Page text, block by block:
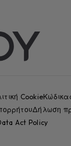
Cookie
Δήλωση
Act Policy